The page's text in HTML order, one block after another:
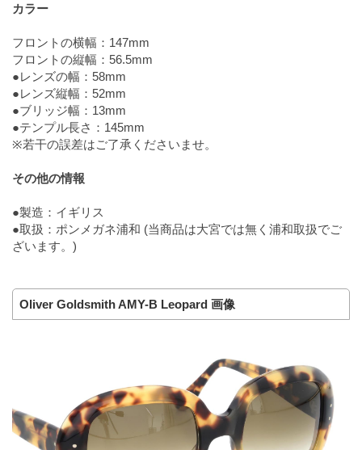
カラー
フロントの横幅：147mm
フロントの縦幅：56.5mm
●レンズの幅：58mm
●レンズ縦幅：52mm
●ブリッジ幅：13mm
●テンプル長さ：145mm
※若干の誤差はご了承くださいませ。
その他の情報
●製造：イギリス
●取扱：ポンメガネ浦和 (当商品は大宮では無く浦和取扱でご
ざいます。)
Oliver Goldsmith AMY-B Leopard 画像